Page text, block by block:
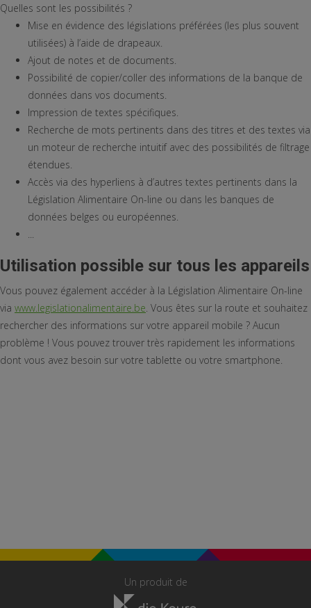
Quelles sont les possibilités ?
Mise en évidence des législations préférées (les plus souvent
utilisées) à l’aide de drapeaux.
Ajout de notes et de documents.
Possibilité de copier/coller des informations de la banque de
données dans vos documents.
Impression de textes spécifiques.
Recherche de mots pertinents dans des titres et des textes via
un moteur de recherche intuitif avec des possibilités de filtrage
étendues.
Accès via des hyperliens à d’autres textes pertinents dans la
Législation Alimentaire On-line ou dans les banques de
données belges ou européennes.
...
Utilisation possible sur tous les appareils
Vous pouvez également accéder à la Législation Alimentaire On-line
via www.legislationalimentaire.be. Vous êtes sur la route et souhaitez
rechercher des informations sur votre appareil mobile ? Aucun
problème ! Vous pouvez trouver très rapidement les informations
dont vous avez besoin sur votre tablette ou votre smartphone.
Un produit de